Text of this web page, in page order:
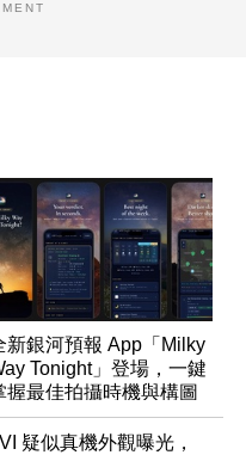
新銀河預報 App「Milky
Tonight」登場，一鍵
握最佳拍攝時機與構圖
疑似真機外觀曝光，